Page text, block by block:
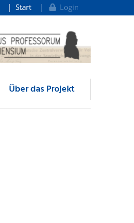
Start Login
Über das Projekt